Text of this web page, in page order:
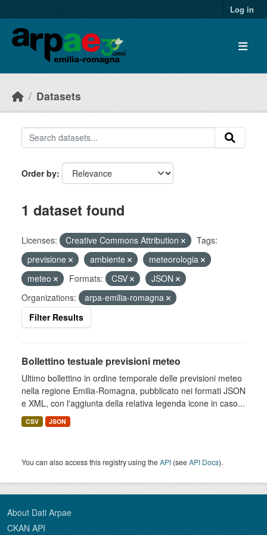
Log in
Datasets
Order by
1 dataset found
Licenses: Creative Commons Attribution
Tags:
previsione
ambiente
meteorologia
meteo
Formats: CSV
JSON
Organizations:
arpa-emilia-romagna
Filter Results
Bollettino testuale previsioni meteo
Ultimo bollettino in ordine temporale delle previsioni meteo
nella regione Emilia-Romagna, pubblicato nei formati JSON
e XML, con l'aggiunta della relativa legenda icone in caso...
CSV JSON
You can also access this registry using theAPI (seeAPI Docs).
About Dati Arpae
CKAN API